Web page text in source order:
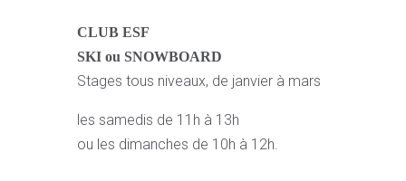
CLUB ESF
SKI ou SNOWBOARD
Stages tous niveaux, de janvier à mars
les samedis de 11h à 13h
ou les dimanches de 10h à 12h.